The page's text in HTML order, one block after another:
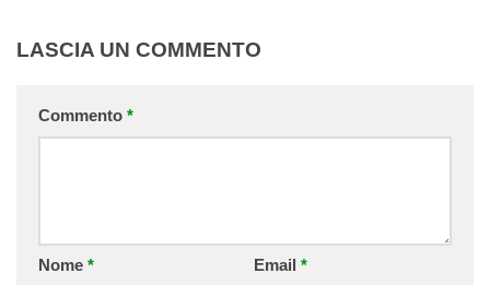
LASCIA UN COMMENTO
Commento *
Nome * Email *